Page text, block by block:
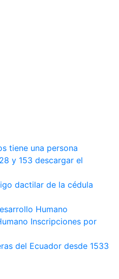
tiene una persona
y 153 descargar el
dactilar de la cédula
Humano
Inscripciones por
del Ecuador desde 1533